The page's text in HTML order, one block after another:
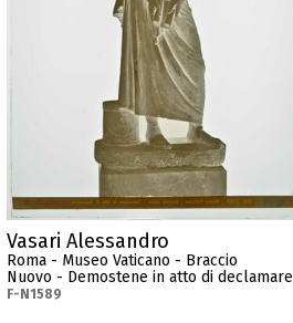
Vasari Alessandro
Roma - Museo Vaticano - Braccio
Nuovo - Demostene in atto di declamare
F-N1589